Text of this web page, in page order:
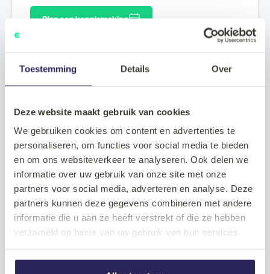
Toestemming Details Over
Deze website maakt gebruik van cookies
We gebruiken cookies om content en advertenties te
personaliseren, om functies voor social media te bieden
en om ons websiteverkeer te analyseren. Ook delen we
informatie over uw gebruik van onze site met onze
partners voor social media, adverteren en analyse. Deze
partners kunnen deze gegevens combineren met andere
informatie die u aan ze heeft verstrekt of die ze hebben
verzameld op basis van uw gebruik van hun services.
Plan een kennismaking
Benieuwd hoe het sollicitatietraject